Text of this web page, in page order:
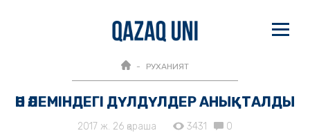
РУХАНИЯТ
ӘН ӘЛЕМІНДЕГІ ДҮЛДҮЛДЕР АНЫҚТАЛДЫ
2017 ж. 26 қараша 3431 0